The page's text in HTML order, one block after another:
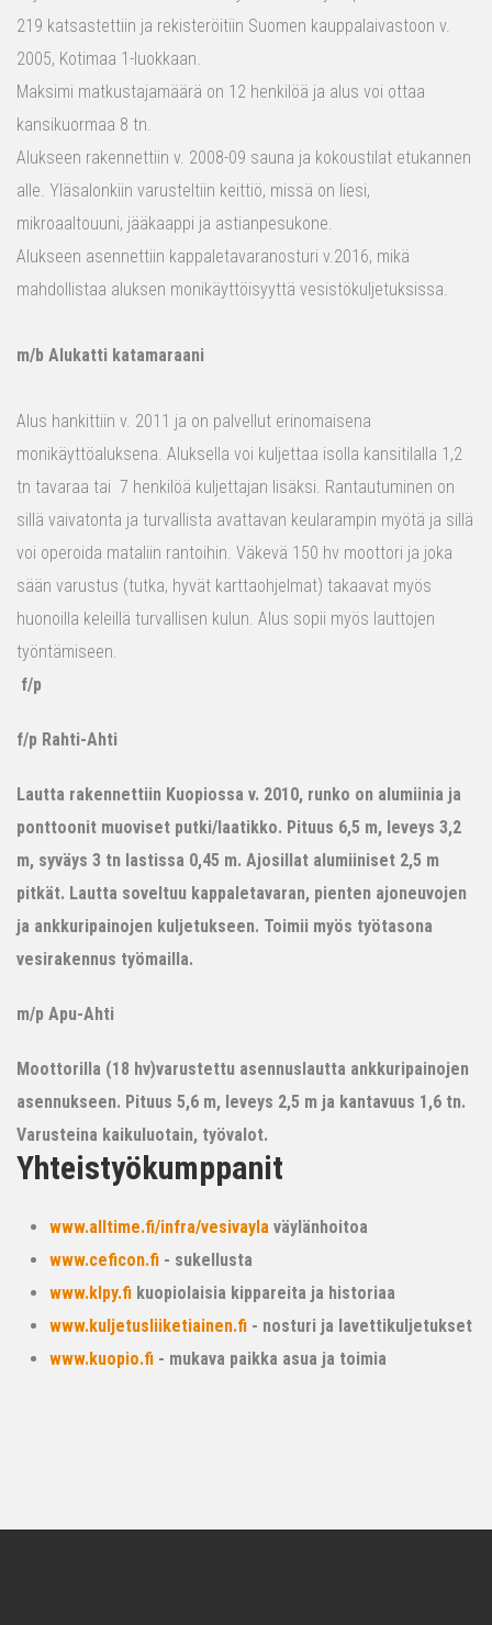
219 katsastettiin ja rekisteröitiin Suomen kauppalaivastoon v.
2005, Kotimaa 1-luokkaan.
Maksimi matkustajamäärä on 12 henkilöä ja alus voi ottaa
kansikuormaa 8 tn.
Alukseen rakennettiin v. 2008-09 sauna ja kokoustilat etukannen
alle. Yläsalonkiin varusteltiin keittiö, missä on liesi,
mikroaaltouuni, jääkaappi ja astianpesukone.
Alukseen asennettiin kappaletavaranosturi v.2016, mikä
mahdollistaa aluksen monikäyttöisyyttä vesistökuljetuksissa.
m/b Alukatti katamaraani
Alus hankittiin v. 2011 ja on palvellut erinomaisena
monikäyttöaluksena. Aluksella voi kuljettaa isolla kansitilalla 1,2
tn tavaraa tai 7 henkilöä kuljettajan lisäksi. Rantautuminen on
sillä vaivatonta ja turvallista avattavan keularampin myötä ja sillä
voi operoida mataliin rantoihin. Väkevä 150 hv moottori ja joka
sään varustus (tutka, hyvät karttaohjelmat) takaavat myös
huonoilla keleillä turvallisen kulun. Alus sopii myös lauttojen
työntämiseen.
f/p
f/p Rahti-Ahti
Lautta rakennettiin Kuopiossa v. 2010, runko on alumiinia ja
ponttoonit muoviset putki/laatikko. Pituus 6,5 m, leveys 3,2
m, syväys 3 tn lastissa 0,45 m. Ajosillat alumiiniset 2,5 m
pitkät. Lautta soveltuu kappaletavaran, pienten ajoneuvojen
ja ankkuripainojen kuljetukseen. Toimii myös työtasona
vesirakennus työmailla.
m/p Apu-Ahti
Moottorilla (18 hv)varustettu asennuslautta ankkuripainojen
asennukseen. Pituus 5,6 m, leveys 2,5 m ja kantavuus 1,6 tn.
Varusteina kaikuluotain, työvalot.
Yhteistyökumppanit
www.alltime.fi/infra/vesivayla väylänhoitoa
www.ceficon.fi - sukellusta
www.klpy.fi kuopiolaisia kippareita ja historiaa
www.kuljetusliiketiainen.fi - nosturi ja lavettikuljetukset
www.kuopio.fi - mukava paikka asua ja toimia